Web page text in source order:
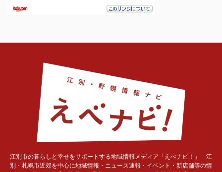
江別市の暮らしと幸せをサポートする地域情報メディア「えべナビ！」 江
別・札幌市近郊を中心に地域情報・ニュース速報・イベント・新店舗等の情